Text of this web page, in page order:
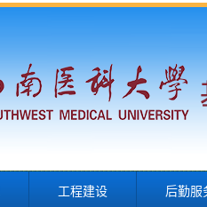
工程建设 后勤服